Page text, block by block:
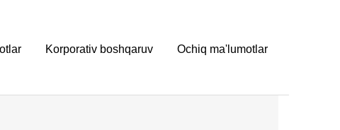
Korporativ boshqaruv Ochiq ma'lumotlar